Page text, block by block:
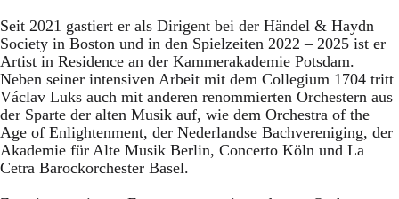
Seit 2021 gastiert er als Dirigent bei der Händel & Haydn
Society in Boston und in den Spielzeiten 2022 – 2025 ist er
Artist in Residence an der Kammerakademie Potsdam.
Neben seiner intensiven Arbeit mit dem Collegium 1704 tritt
Václav Luks auch mit anderen renommierten Orchestern aus
der Sparte der alten Musik auf, wie dem Orchestra of the
Age of Enlightenment, der Nederlandse Bachvereniging, der
Akademie für Alte Musik Berlin, Concerto Köln und La
Cetra Barockorchester Basel.